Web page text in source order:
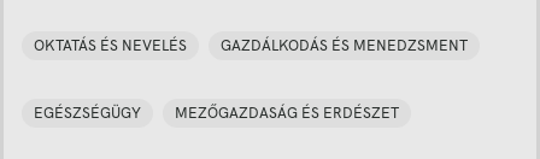
OKTATÁS ÉS NEVELÉS GAZDÁLKODÁS ÉS MENEDZSMENT
EGÉSZSÉGÜGY MEZŐGAZDASÁG ÉS ERDÉSZET